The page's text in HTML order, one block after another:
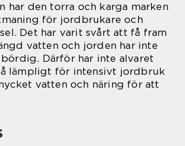
har den torra och karga marken
för jordbrukare och
Det har varit svårt att få fram
vatten och jorden har inte
Därför har inte alvaret
lämpligt för intensivt jordbruk
vatten och näring för att